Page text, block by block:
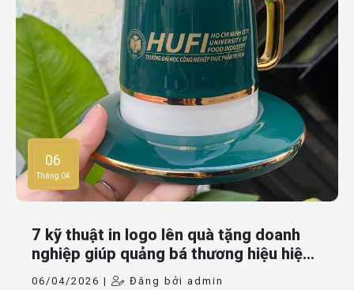
06
Tháng 04
7 kỹ thuật in logo lên quà tặng doanh
nghiệp giúp quảng bá thương hiệu hiệu
quả | quatangnhanh.com
06/04/2026 | Đăng bởi admin